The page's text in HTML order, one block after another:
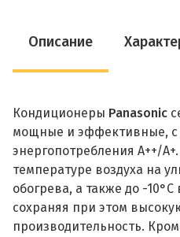
Описание
Кондиционеры Panasonic
мощные и эффективные, с
энергопотребления А++/
температуре воздуха на
обогрева, а также до -
сохраняя при этом
производительность.